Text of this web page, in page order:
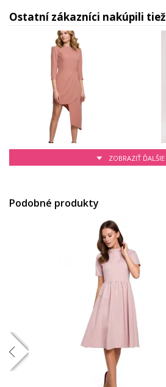
Ostatní zákazníci nakúpili tiež
ZOBRAZIŤ ĎALŠIE
Podobné produkty